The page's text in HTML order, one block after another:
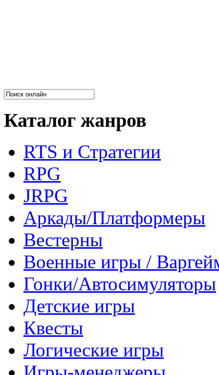
Каталог жанров
RTS и Стратегии
RPG
JRPG
Аркады/Платформеры
Вестерны
Военные игры /
Гонки/Автосимуляторы
Детские игры
Квесты
Логические игры